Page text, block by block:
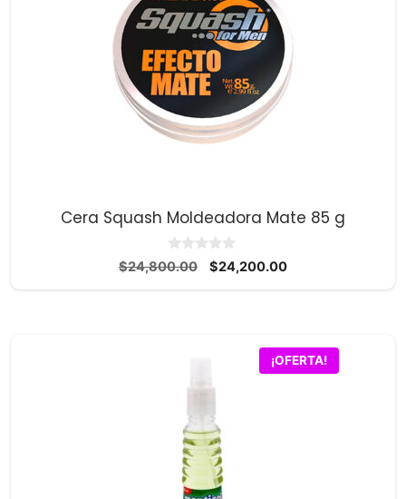
Cera Squash Moldeadora Mate 85 g
0
d
$24,800.00
El
$24,200.00El
¡OFERTA!